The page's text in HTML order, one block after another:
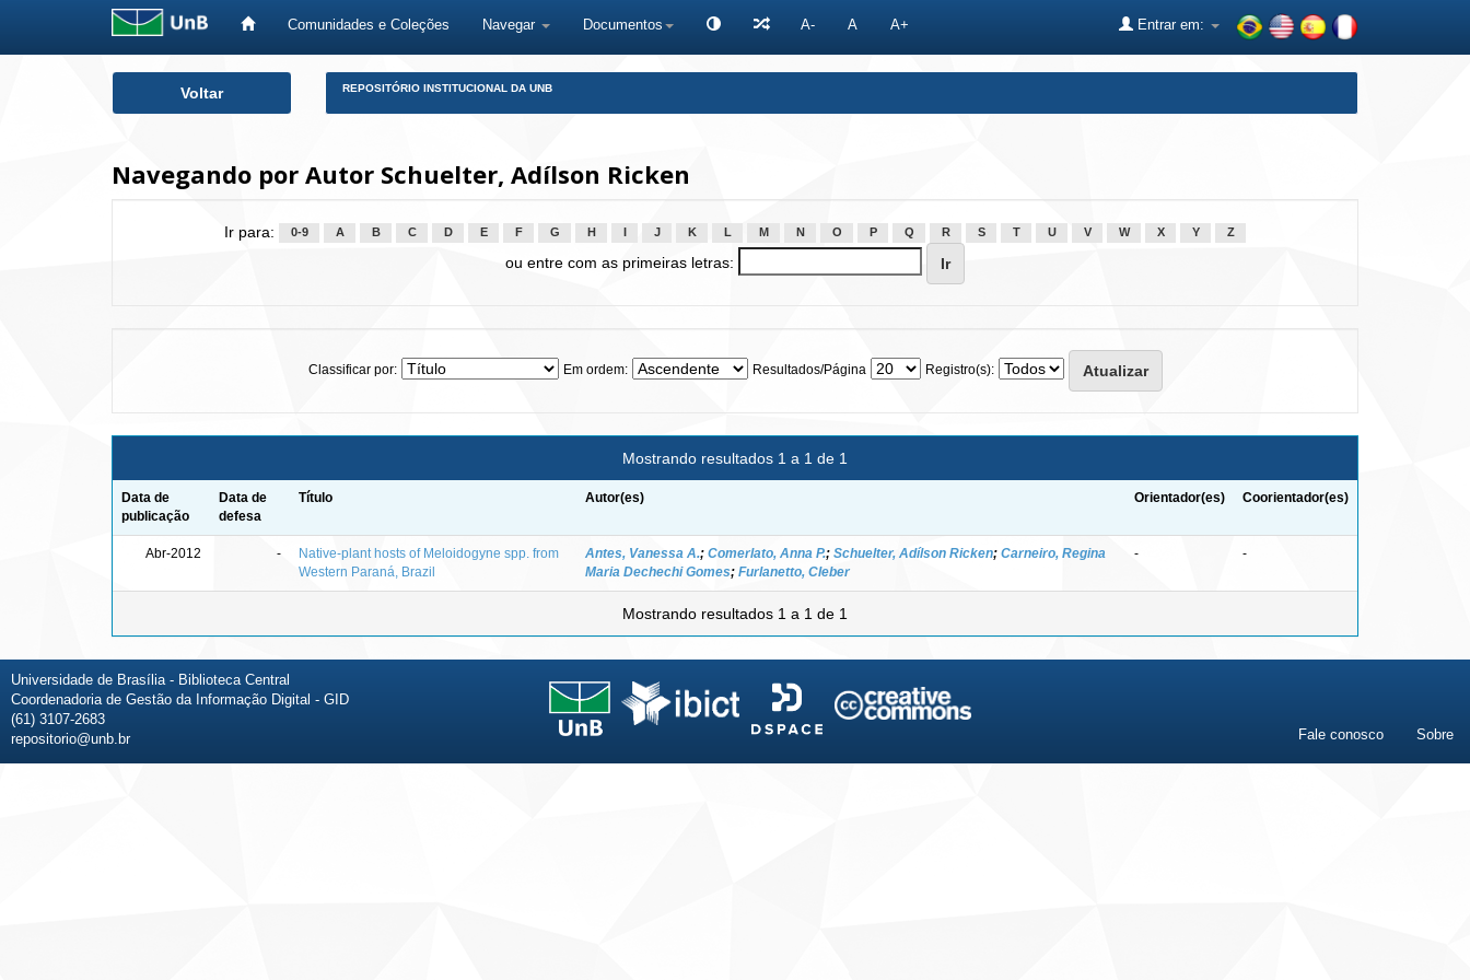
Comunidades e Coleções Navegar Documentos A- A A+ Entrar em:
Voltar REPOSITÓRIO INSTITUCIONAL DA UNB
Navegando por Autor Schuelter, Adílson Ricken
Ir para: 0-9 A B C D E F G H J K L M N O P Q R S T U V W X Y Z
ou entre com as primeiras letras:
Classificar por: Em ordem: Resultados/Página Registro(s):
Mostrando resultados 1 a 1 de 1
Data de
publicação
Data de
defesa
Título Autor(es) Orientador(es) Coorientador(es)
Abr-2012 -
Native-plant hosts of Meloidogyne spp. from
Western Paraná, Brazil
Antes, Vanessa A.; Comerlato, Anna P.; Schuelter, Adílson Ricken; Carneiro, Regina
Maria Dechechi Gomes; Furlanetto, Cleber
- -
Mostrando resultados 1 a 1 de 1
Universidade de Brasília - Biblioteca Central
Coordenadoria de Gestão da Informação Digital - GID
(61) 3107-2683
repositorio@unb.br
Fale conosco Sobre